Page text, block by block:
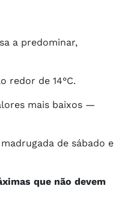
a predominar,
redor de 14°C.
mais baixos —
de sábado e
que não devem